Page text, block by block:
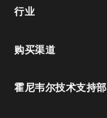
行业
购买渠道
霍尼韦尔技术支持部